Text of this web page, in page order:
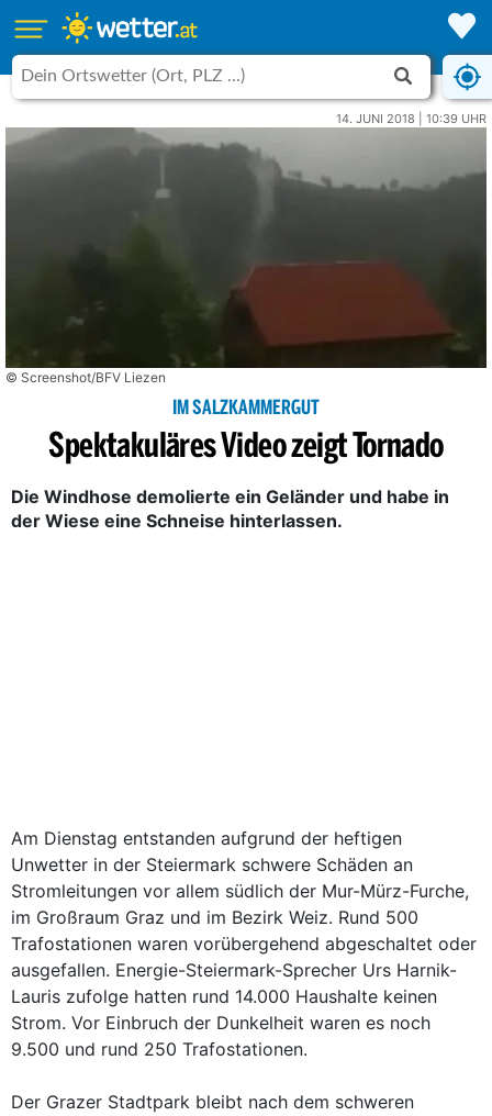
14. JUNI 2018 | 10:39 UHR
© Screenshot/BFV Liezen
IM SALZKAMMERGUT
Spektakuläres Video zeigt Tornado
Die Windhose demolierte ein Geländer und habe in
der Wiese eine Schneise hinterlassen.
Am Dienstag entstanden aufgrund der heftigen
Unwetter in der Steiermark schwere Schäden an
Stromleitungen vor allem südlich der Mur-Mürz-Furche,
im Großraum Graz und im Bezirk Weiz. Rund 500
Trafostationen waren vorübergehend abgeschaltet oder
ausgefallen. Energie-Steiermark-Sprecher Urs Harnik-
Lauris zufolge hatten rund 14.000 Haushalte keinen
Strom. Vor Einbruch der Dunkelheit waren es noch
9.500 und rund 250 Trafostationen.
Der Grazer Stadtpark bleibt nach dem schweren